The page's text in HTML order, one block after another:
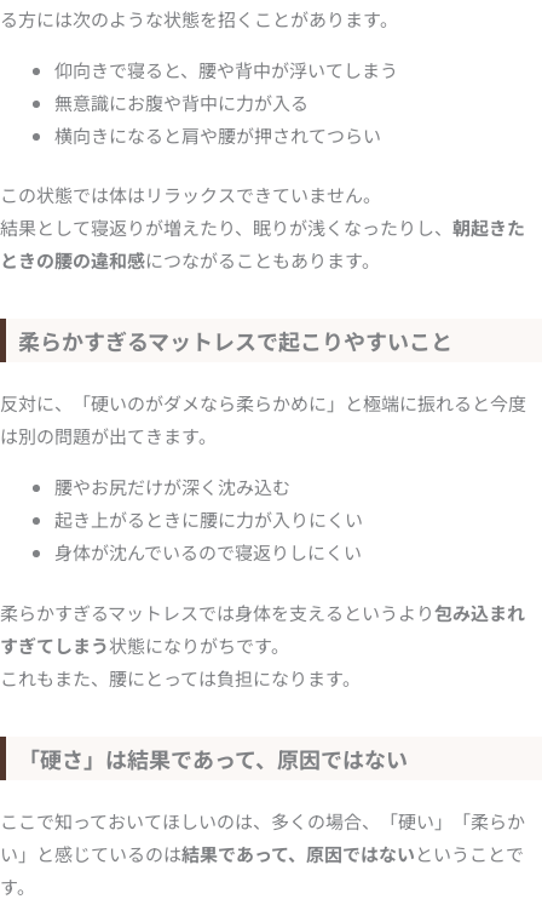
る方には次のような状態を招くことがあります。
仰向きで寝ると、腰や背中が浮いてしまう
無意識にお腹や背中に力が入る
横向きになると肩や腰が押されてつらい
この状態では体はリラックスできていません。
結果として寝返りが増えたり、眠りが浅くなったりし、 朝起きた
ときの腰の違和感につながることもあります。
柔らかすぎるマットレスで起こりやすいこと
反対に、「硬いのがダメなら柔らかめに」と極端に振れると今度
は別の問題が出てきます。
腰やお尻だけが深く沈み込む
起き上がるときに腰に力が入りにくい
身体が沈んでいるので寝返りしにくい
柔らかすぎるマットレスでは身体を支えるというより包み込まれ
すぎてしまう状態になりがちです。
これもまた、腰にとっては負担になります。
「硬さ」は結果であって、原因ではない
ここで知っておいてほしいのは、多くの場合、「硬い」「柔らか
い」と感じているのは結果であって、原因ではないということで
す。